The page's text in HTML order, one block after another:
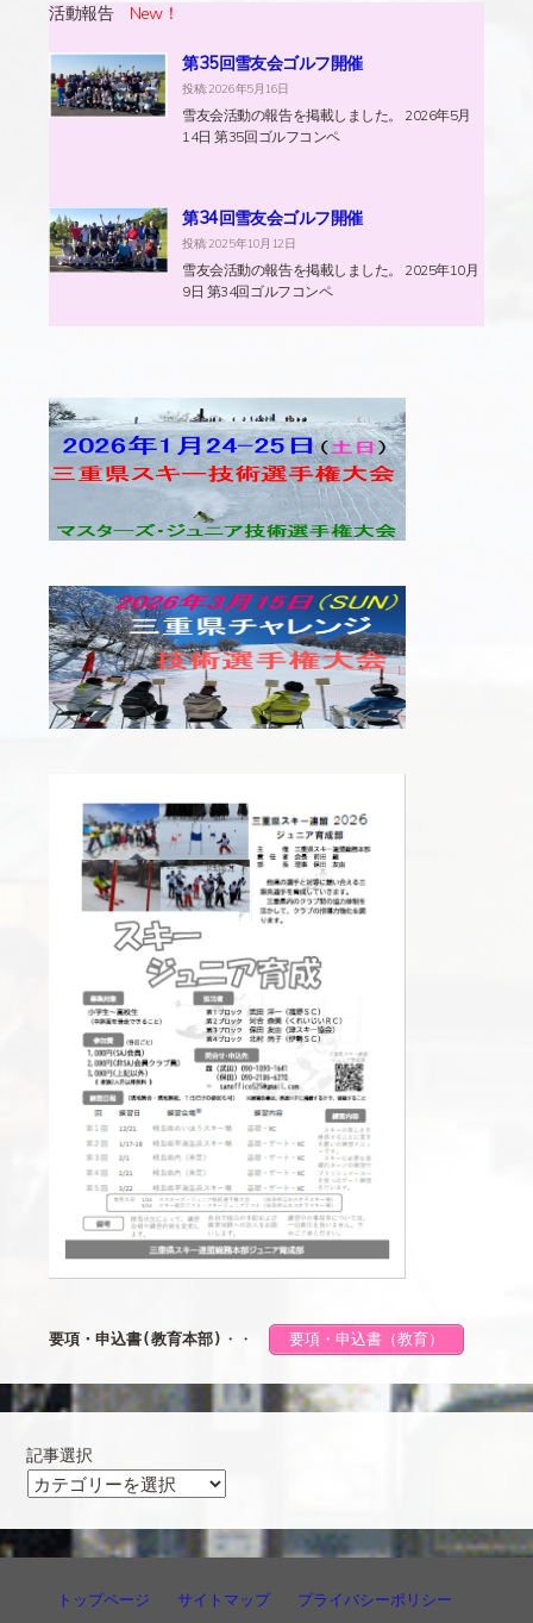
活動報告 New！
第35回雪友会ゴルフ開催
投稿: 2026年5月16日
雪友会活動の報告を掲載しました。 2026年5月
14日 第35回ゴルフコンペ
第34回雪友会ゴルフ開催
投稿: 2025年10月12日
雪友会活動の報告を掲載しました。 2025年10月
9日 第34回ゴルフコンペ
要項・申込書(教育本部) ・・ 要項・申込書（教育）
記事選択
記
トップページ
サイトマップ プライバシーポリシー